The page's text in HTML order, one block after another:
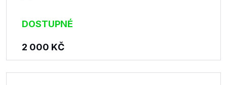
DOSTUPNÉ
2 000 KČ